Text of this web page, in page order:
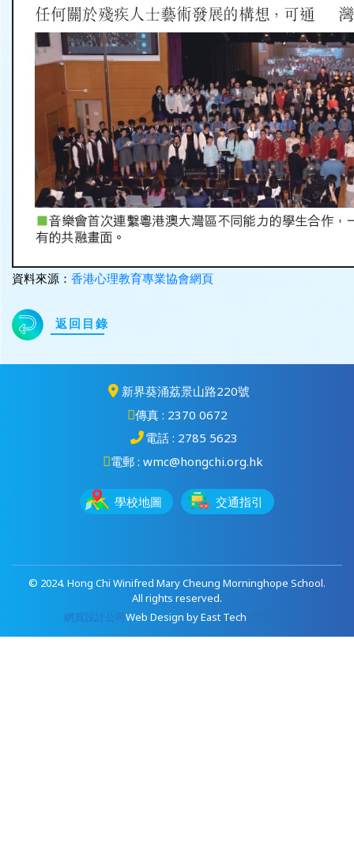
資料來源： 香港心理教育專業協會網頁
返回目錄
新界葵涌荔景山路220號
傳真 : 2370 0672
電話 : 2785 5623
電郵 : wmc@hongchi.org.hk
學校地圖 交通指引
© 2024. Hong Chi Winifred Mary Cheung Morninghope School.
All rights reserved.
網頁設計公司 Web Design byEast Tech